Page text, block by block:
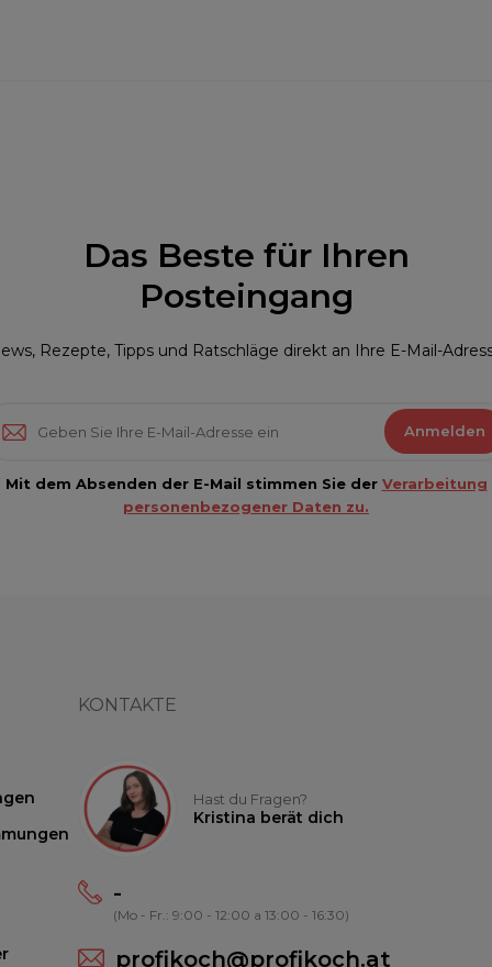
Das Beste für Ihren
Posteingang
Rezepte, Tipps und Ratschläge direkt an Ihre E-Mail-
Anmelden
Mit dem Absenden der E-Mail stimmen Sie der Verarbeitung
personenbezogener Daten zu.
KONTAKTE
Hast du Fragen?
Kristina berät dich
-
(Mo - Fr.: 9:00 - 12:00 a 13:00 - 16:30)
profikoch@profikoch.at